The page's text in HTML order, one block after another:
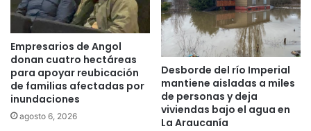
v
u
n
a
c
i
o
a
c
o
n
N
o
Empresarios de Angol
donan cuatro hectáreas
para apoyar reubicación
de familias afectadas por
inundaciones
agosto 6, 2026
Desborde del río Imperial
mantiene aisladas a miles
de personas y deja
viviendas bajo el agua en
La Araucanía